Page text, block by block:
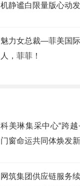
机静谧白限量版心动
魅力女总裁—菲美国
人，菲菲！
科美琳集采中心“跨越
门窗命运共同体焕发
网筑集团供应链服务